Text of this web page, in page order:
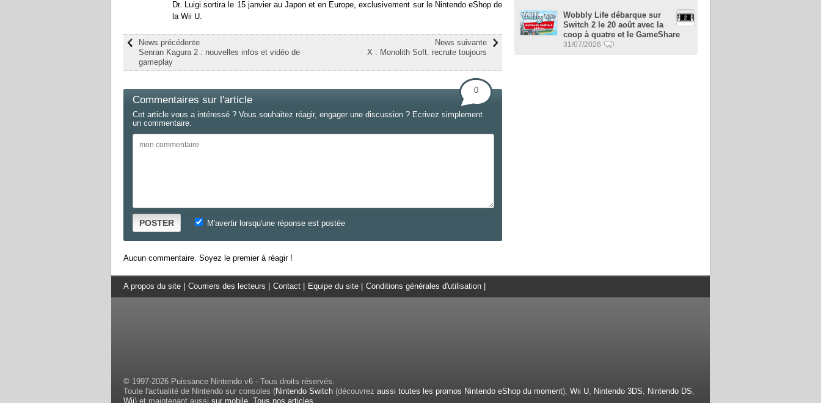
Dr. Luigi sortira le 15 janvier au Japon et en Europe, exclusivement sur le Nintendo eShop de
la Wii U.
News suivante
X : Monolith Soft. recrute toujours
News précédente
Senran Kagura 2 : nouvelles infos et vidéo de
gameplay
Commentaires sur l'article
0
Cet article vous a intéressé ? Vous souhaitez réagir, engager une discussion ? Ecrivez simplement
un commentaire.
POSTER M'avertir lorsqu'une réponse est postée
Aucun commentaire. Soyez le premier à réagir !
Wobbly Life débarque sur
Switch 2 le 20 août avec la
coop à quatre et le GameShare
31/07/2026
A propos du site Courriers des lecteurs Contact Equipe du site Conditions générales d'utilisation
© 1997-2026 Puissance Nintendo v6 - Tous droits réservés.
Toute l'actualité de Nintendo sur consoles (Nintendo Switch (découvrez aussi toutes les promos Nintendo eShop du moment), Wii U, Nintendo 3DS, Nintendo DS,
Wii) et maintenant aussi sur mobile Tous nos articles